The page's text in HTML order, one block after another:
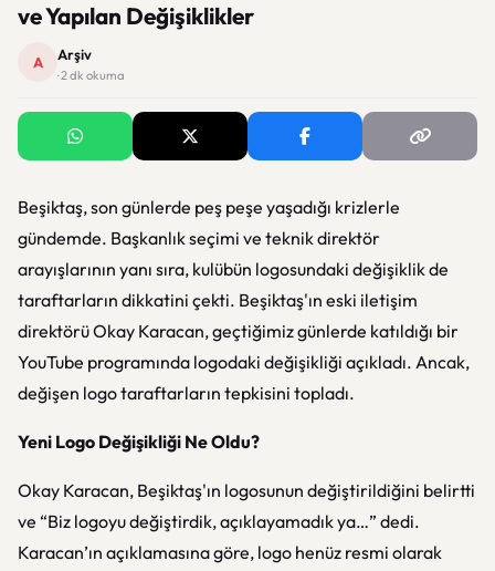
ve Yapılan Değişiklikler
A Arşiv
· 2 dk okuma
Beşiktaş, son günlerde peş peşe yaşadığı krizlerle
gündemde. Başkanlık seçimi ve teknik direktör
arayışlarının yanı sıra, kulübün logosundaki değişiklik de
taraftarların dikkatini çekti. Beşiktaş'ın eski iletişim
direktörü Okay Karacan, geçtiğimiz günlerde katıldığı bir
YouTube programında logodaki değişikliği açıkladı. Ancak,
değişen logo taraftarların tepkisini topladı.
Yeni Logo Değişikliği Ne Oldu?
Okay Karacan, Beşiktaş'ın logosunun değiştirildiğini belirtti
ve “Biz logoyu değiştirdik, açıklayamadık ya…” dedi.
Karacan’ın açıklamasına göre, logo henüz resmi olarak